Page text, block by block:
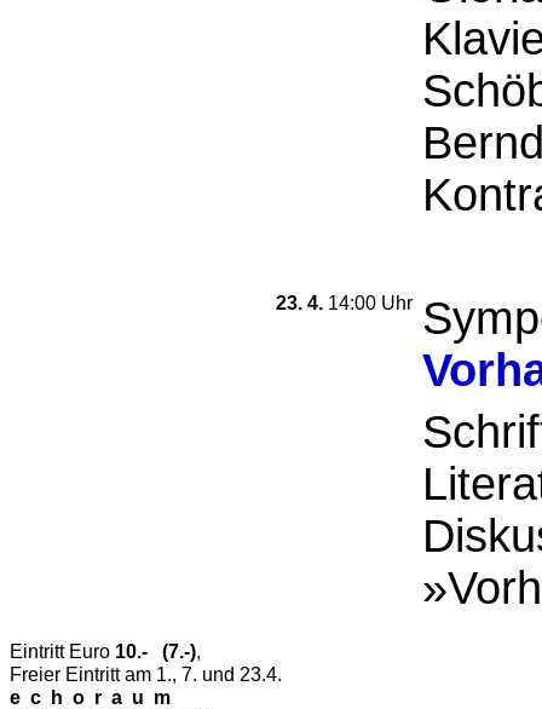
23. 4. 14:00 Uhr
Eintritt Euro 10.- (7.-),
Freier Eintritt am 1., 7. und 23.4.
e c h o r a u m